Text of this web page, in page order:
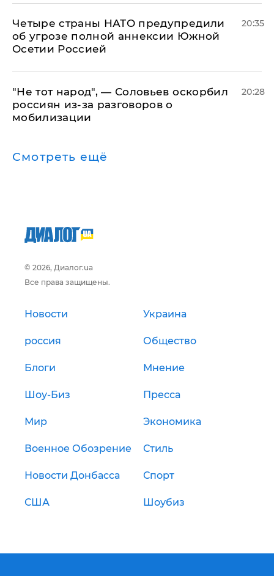
Четыре страны НАТО предупредили
об угрозе полной аннексии Южной
Осетии Россией
20:35
​"Не тот народ", — Соловьев оскорбил
россиян из-за разговоров о
мобилизации
20:28
Смотреть ещё
© 2026, Диалог.ua
Все права защищены.
Новости Украина
россия Общество
Блоги Мнение
Шоу-Биз Пресса
Мир Экономика
Военное Обозрение Стиль
Новости Донбасса Спорт
США Шоубиз